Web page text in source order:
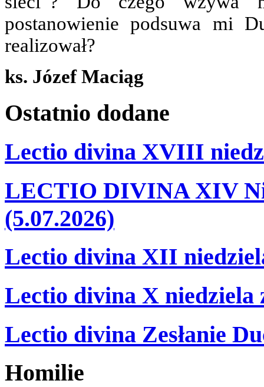
postanowienie podsuwa mi
realizował?
ks. Józef Maciąg
Ostatnio dodane
Lectio divina XVIII
LECTIO DIVINA XIV
(5.07.2026)
Lectio divina XII
Lectio divina X niedziela
Lectio divina Zesłanie
Homilie